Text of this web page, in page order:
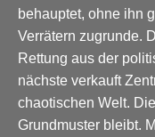
behauptet, ohne ihn
Verrätern zugrunde.
Rettung aus der
nächste verkauft
chaotischen Welt.
Grundmuster bleibt.